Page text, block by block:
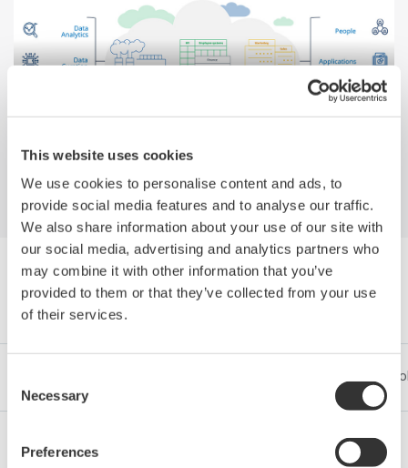
This website uses cookies
We use cookies to personalise content and ads, to
provide social media features and to analyse our traffic.
We also share information about your use of our site with
our social media, advertising and analytics partners who
may combine it with other information that you’ve
provided to them or that they’ve collected from your use
of their services.
Selection
Necessary
Preferences
Digital Transformation and Data Analytics in
Wyszukaj Dokumentacja według
Kategorii